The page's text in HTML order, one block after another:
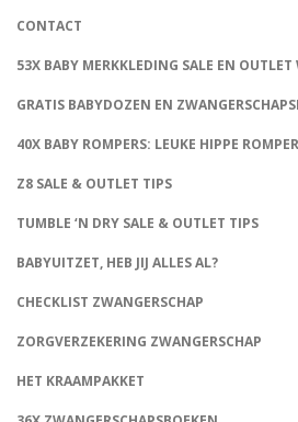
CONTACT
53X BABY MERKKLEDING SALE EN OUTLET
GRATIS BABYDOZEN EN
40X BABY ROMPERS: LEUKE HIPPE
Z8 SALE & OUTLET TIPS
TUMBLE ‘N DRY SALE & OUTLET TIPS
BABYUITZET, HEB JIJ ALLES AL?
CHECKLIST ZWANGERSCHAP
ZORGVERZEKERING ZWANGERSCHAP
HET KRAAMPAKKET